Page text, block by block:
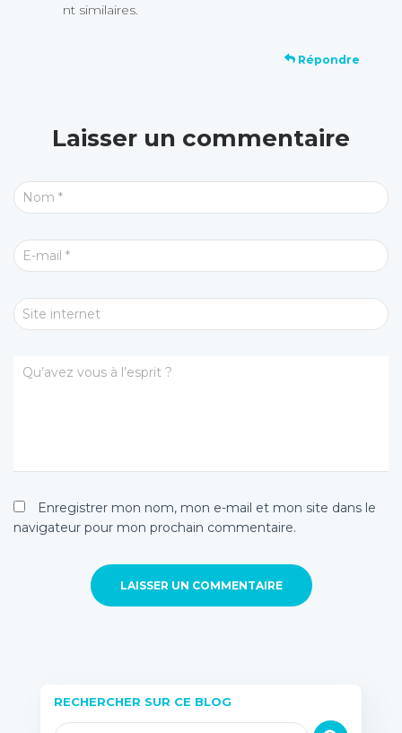
nt similaires.
Répondre
Laisser un commentaire
Nom *
E-mail *
Site internet
Qu’avez vous à l’esprit ?
Enregistrer mon nom, mon e-mail et mon site dans le
navigateur pour mon prochain commentaire.
RECHERCHER SUR CE BLOG